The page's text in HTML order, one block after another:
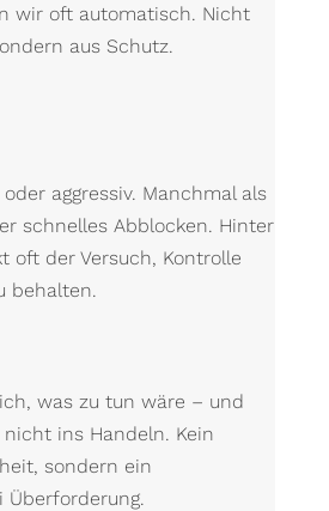
wir oft automatisch. Nicht
aus Schutz.
aggressiv. Manchmal als
schnelles Abblocken. Hinter
oft der Versuch, Kontrolle
behalten.
was zu tun wäre – und
ins Handeln. Kein
sondern ein
Überforderung.